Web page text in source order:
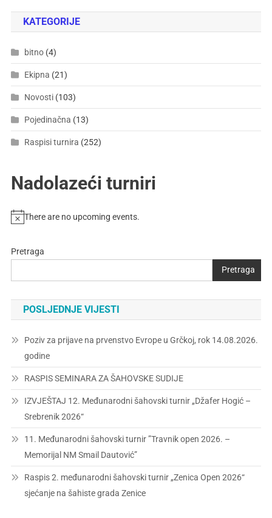
KATEGORIJE
bitno(4)
Ekipna (21)
Novosti(103)
Pojedinačna (13)
Raspisi turnira (252)
Nadolazeći turniri
There are no upcoming events.
Pretraga
Pretraga
POSLJEDNJE VIJESTI
Poziv za prijave na prvenstvo Evrope u Grčkoj, rok 14.08.2026.
godine
RASPIS SEMINARA ZA ŠAHOVSKE SUDIJE
IZVJEŠTAJ 12. Međunarodni šahovski turnir „Džafer Hogić –
Srebrenik 2026“
11. Međunarodni šahovski turnir ”Travnik open 2026. –
Memorijal NM Smail Dautović”
Raspis 2. međunarodni šahovski turnir „Zenica Open 2026“
sjećanje na šahiste grada Zenice